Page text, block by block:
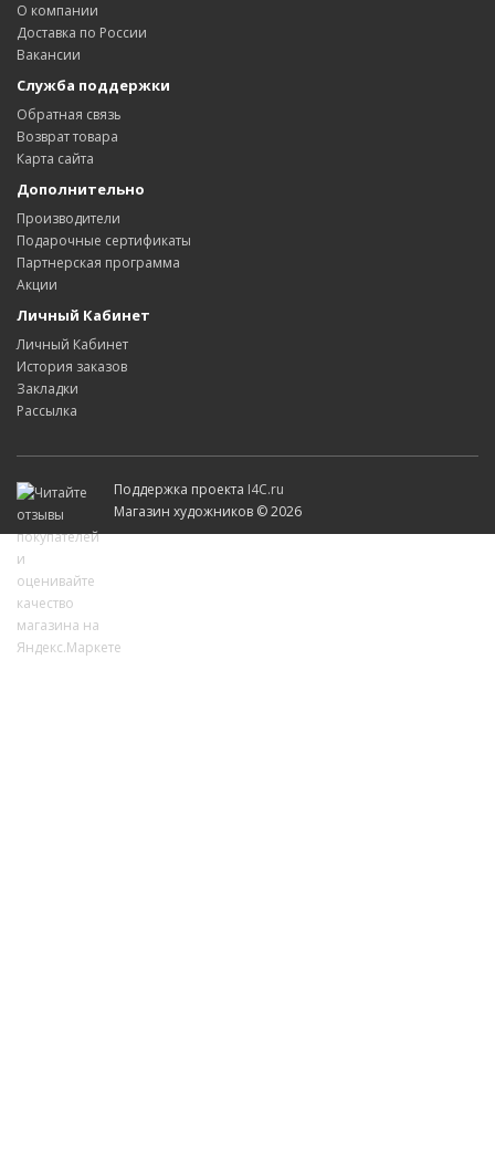
О компании
Доставка по России
Вакансии
Служба поддержки
Обратная связь
Возврат товара
Карта сайта
Дополнительно
Производители
Подарочные сертификаты
Партнерская программа
Акции
Личный Кабинет
Личный Кабинет
История заказов
Закладки
Рассылка
Поддержка проекта I4C.ru
Магазин художников © 2026